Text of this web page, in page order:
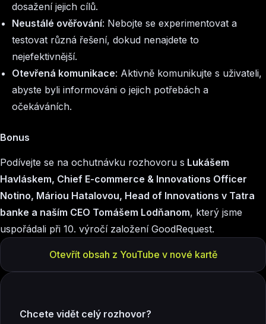
dosažení jejich cílů.
Neustálé ověřování: Nebojte se experimentovat a
testovat různá řešení, dokud nenajdete to
nejefektivnější.
Otevřená komunikace: Aktivně komunikujte s uživateli,
abyste byli informováni o jejich potřebách a
očekáváních.
Bonus
Podívejte se na ochutnávku rozhovoru s Lukášem
Havláskem, Chief E-commerce & Innovations Officer
Notino, Máriou Hatalovou, Head of Innovations v Tatra
banke a naším CEO Tomášem Lodňanom, který jsme
uspořádali při 10. výročí založení GoodRequest.
Otevřít obsah z YouTube v nové kartě
Chcete vidět celý rozhovor?